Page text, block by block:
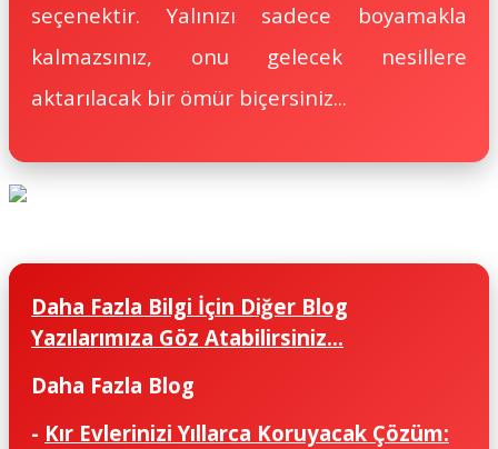
seçenektir. Yalınızı sadece boyamakla
kalmazsınız, onu gelecek nesillere
aktarılacak bir ömür biçersiniz...
Daha Fazla Bilgi İçin Diğer Blog
Yazılarımıza Göz Atabilirsiniz...
Daha Fazla Blog
- Kır Evlerinizi Yıllarca Koruyacak Çözüm: